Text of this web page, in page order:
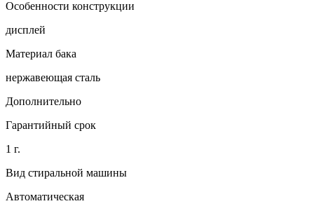
Особенности конструкции
дисплей
Материал бака
нержавеющая сталь
Дополнительно
Гарантийный срок
1 г.
Вид стиральной машины
Автоматическая